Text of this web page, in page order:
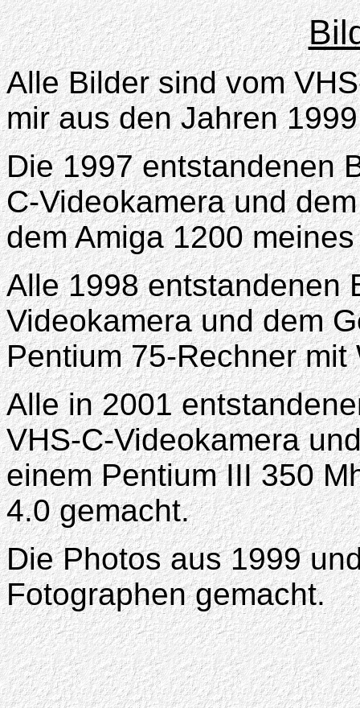
Alle Bilder sind vom
mir aus den Jahren
Die 1997 entstandenen
C-Videokamera und
dem Amiga 1200
Alle 1998 entstandenen
Videokamera und dem
Pentium 75-Rechner
Alle in 2001
VHS-C-Videokamera
einem Pentium III 350
4.0 gemacht.
Die Photos aus 1999
Fotographen gemacht.